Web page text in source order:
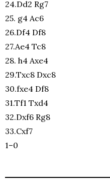
24.Dd2 Rg7
25. g4 Ac6
26.Df4 Df8
27.Ae4 Tc8
28. h4 Axe4
29.Txc8 Dxc8
30.fxe4 Df8
31.Tf1 Txd4
32.Dxf6 Rg8
33.Cxf7
1–0